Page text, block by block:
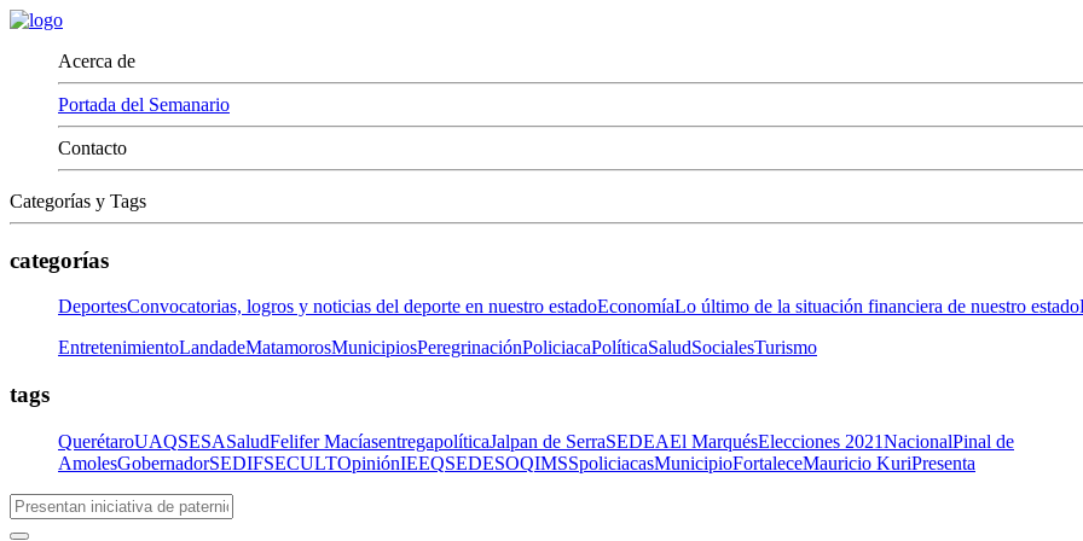
Acerca de
Portada del Semanario
Contacto
Categorías y Tags
categorías
DeportesConvocatorias, logros y noticias del deporte en nuestro estadoEconomíaLo último de la situación financiera de nuestro estado
EntretenimientoLandadeMatamorosMunicipiosPeregrinaciónPoliciacaPolíticaSaludSocialesTurismo
tags
QuerétaroUAQSESASaludFelifer MacíasentregapolíticaJalpan de SerraSEDEAEl MarquésElecciones 2021NacionalPinal de
AmolesGobernadorSEDIFSECULTOpiniónIEEQSEDESOQIMSSpoliciacasMunicipioFortaleceMauricio KuriPresenta